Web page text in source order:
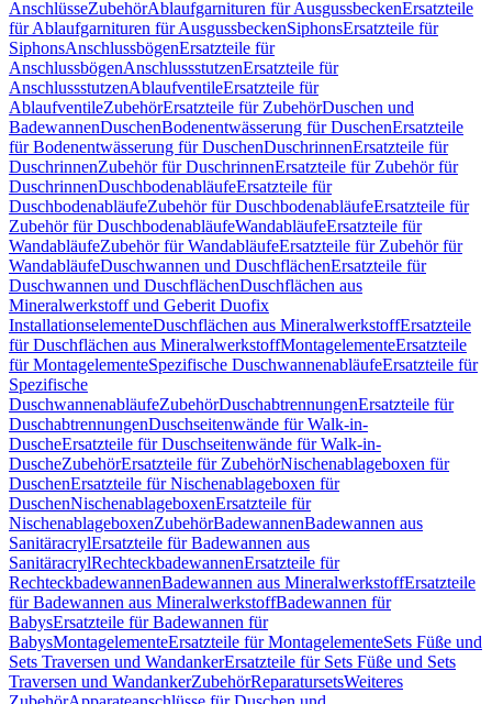
AnschlüsseZubehörAblaufgarnituren für AusgussbeckenErsatzteile
für Ablaufgarnituren für AusgussbeckenSiphonsErsatzteile für
SiphonsAnschlussbögenErsatzteile für
AnschlussbögenAnschlussstutzenErsatzteile für
AnschlussstutzenAblaufventileErsatzteile für
AblaufventileZubehörErsatzteile für ZubehörDuschen und
BadewannenDuschenBodenentwässerung für DuschenErsatzteile
für Bodenentwässerung für DuschenDuschrinnenErsatzteile für
DuschrinnenZubehör für DuschrinnenErsatzteile für Zubehör für
DuschrinnenDuschbodenabläufeErsatzteile für
DuschbodenabläufeZubehör für DuschbodenabläufeErsatzteile für
Zubehör für DuschbodenabläufeWandabläufeErsatzteile für
WandabläufeZubehör für WandabläufeErsatzteile für Zubehör für
WandabläufeDuschwannen und DuschflächenErsatzteile für
Duschwannen und DuschflächenDuschflächen aus
Mineralwerkstoff und Geberit Duofix
InstallationselementeDuschflächen aus MineralwerkstoffErsatzteile
für Duschflächen aus MineralwerkstoffMontagelementeErsatzteile
für MontagelementeSpezifische DuschwannenabläufeErsatzteile für
Spezifische
DuschwannenabläufeZubehörDuschabtrennungenErsatzteile für
DuschabtrennungenDuschseitenwände für Walk-in-
DuscheErsatzteile für Duschseitenwände für Walk-in-
DuscheZubehörErsatzteile für ZubehörNischenablageboxen für
DuschenErsatzteile für Nischenablageboxen für
DuschenNischenablageboxenErsatzteile für
NischenablageboxenZubehörBadewannenBadewannen aus
SanitäracrylErsatzteile für Badewannen aus
SanitäracrylRechteckbadewannenErsatzteile für
RechteckbadewannenBadewannen aus MineralwerkstoffErsatzteile
für Badewannen aus MineralwerkstoffBadewannen für
BabysErsatzteile für Badewannen für
BabysMontagelementeErsatzteile für MontagelementeSets Füße und
Sets Traversen und WandankerErsatzteile für Sets Füße und Sets
Traversen und WandankerZubehörReparatursetsWeiteres